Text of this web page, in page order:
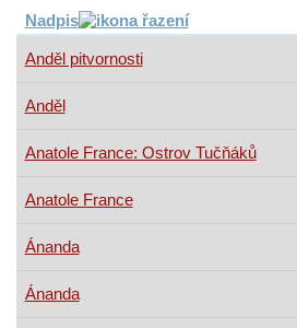
Nadpis
Anděl pitvornosti
Anděl
Anatole France: Ostrov Tučňáků
Anatole France
Ánanda
Ánanda